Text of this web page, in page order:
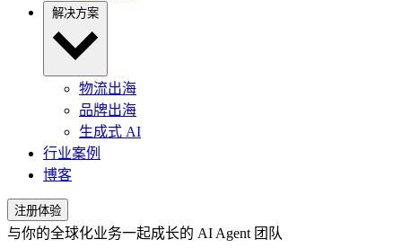
解决方案
物流出海
品牌出海
生成式 AI
行业案例
博客
注册体验
与你的全球化业务一起成长的 AI Agent 团队